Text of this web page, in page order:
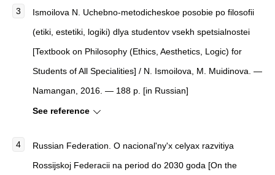
Ismoilova N. Uchebno-metodicheskoe posobie po filosofii
(etiki, estetiki, logiki) dlya studentov vsekh spetsialnostei
[Textbook on Philosophy (Ethics, Aesthetics, Logic) for
Students of All Specialities] / N. Ismoilova, M. Muidinova. —
Namangan, 2016. — 188 p. [in Russian]
See reference
Russian Federation. O nacional'ny'x celyax razvitiya
Rossijskoj Federacii na period do 2030 goda [On the